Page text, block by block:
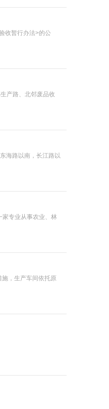
收暂行办法>的公
产路、北邻废品收
海路以南，长江路以
家专业从事农业、林
，生产车间依托原